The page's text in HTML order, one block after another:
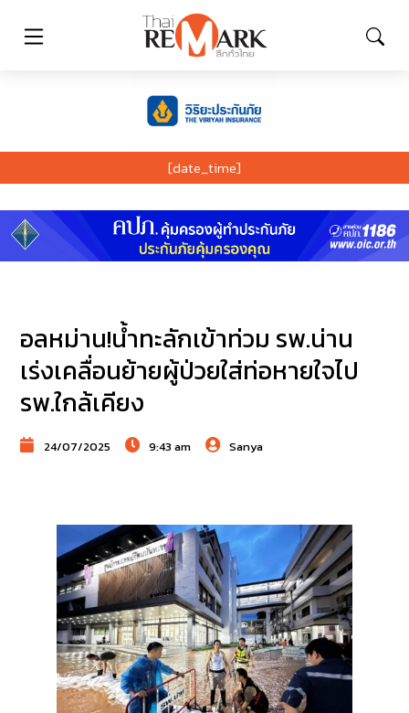
[date_time]
อลหม่าน!น้ำทะลักเข้าท่วม รพ.น่าน
เร่งเคลื่อนย้ายผู้ป่วยใส่ท่อหายใจไป
รพ.ใกล้เคียง
24/07/2025 9:43 am Sanya